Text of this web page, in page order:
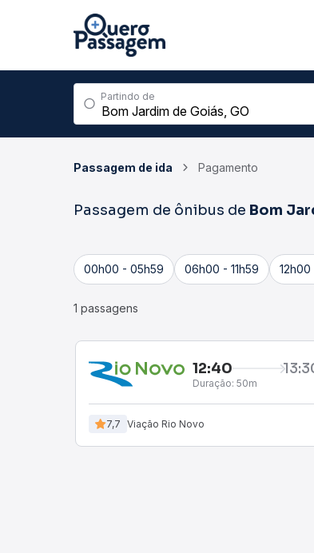
Partindo de
Passagem de ida Pagamento
Passagem de ônibus de Bom
00h00 - 05h59 06h00 - 11h59 12h00
1 passagens
12:40
Duração: 50m
7,7 Viação Rio Novo